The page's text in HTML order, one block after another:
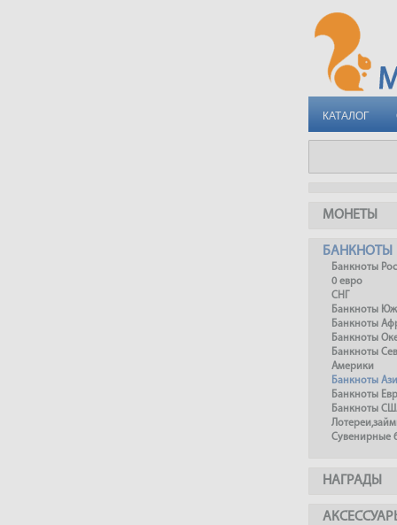
КАТАЛОГ
МОНЕТЫ
БАНКНОТЫ
Банкноты
0 евро
СНГ
Банкноты
Банкноты
Банкноты
Банкноты
Америки
Банкноты
Банкноты
Банкноты
Сувенирные
НАГРАДЫ